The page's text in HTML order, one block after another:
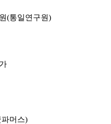
(통일연구원)
머스)